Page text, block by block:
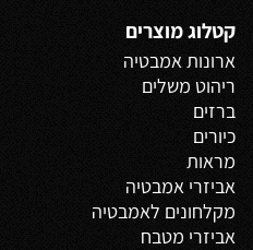
קטלוג מוצרים
ארונות אמבטיה
ריהוט משלים
ברזים
כיורים
מראות
אביזרי אמבטיה
מקלחונים לאמבטיה
אביזרי מטבח